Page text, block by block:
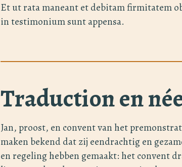
Et ut rata maneant et debitam firmitatem
in testimonium sunt appensa.
Traduction en
Jan, proost, en convent van het
maken bekend dat zij eendrachtig en
en regeling hebben gemaakt: het convent